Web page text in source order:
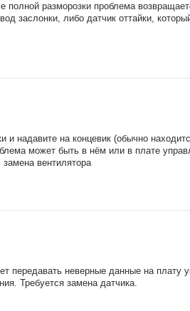
полной разморозки проблема
заслонки, либо датчик оттайки,
и надавите на концевик (обычно
может быть в нём или в плате
вентилятора
передавать неверные данные на плату
Требуется замена датчика.